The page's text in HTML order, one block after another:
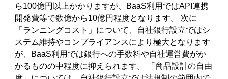
ら100億円以上かかりますが、BaaS利用ではAPI連携
開発費等で数億から10億円程度となります。 次に
「ランニングコスト」について、自社銀行設立ではシ
ステム維持やコンプライアンスにより極大となります
が、BaaS利用では銀行への手数料や自社運営費がか
かるものの中程度に抑えられます。 「商品設計の自由